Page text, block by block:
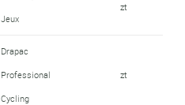
Jeux
zt
Drapac
Professional
Cycling
zt